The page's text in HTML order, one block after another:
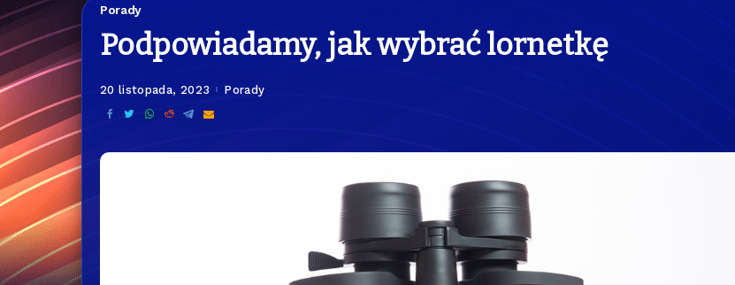
Porady
Podpowiadamy, jak wybrać lornetkę
20 listopada, 2023 Porady